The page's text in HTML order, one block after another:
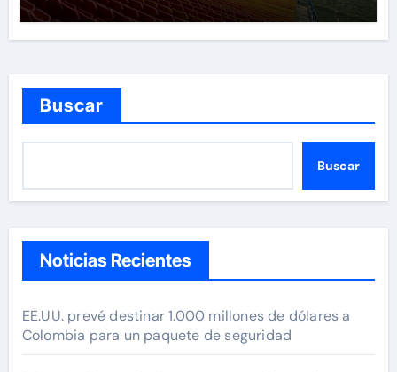
Buscar
Buscar
Noticias Recientes
EE.UU. prevé destinar 1.000 millones de dólares a
Colombia para un paquete de seguridad